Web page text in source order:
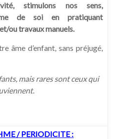
stimulons nos sens,
de soi en pratiquant
ou travaux manuels.
âme d’enfant, sans préjugé,
mais rares sont ceux qui
/ PERIODICITE :